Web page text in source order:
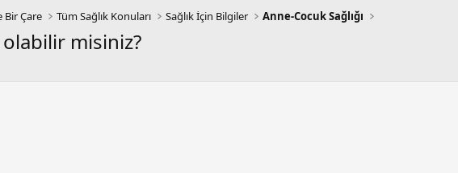
Çare Tüm Sağlık Konuları Sağlık İçin Bilgiler Anne-Cocuk Sağlığı
misiniz?